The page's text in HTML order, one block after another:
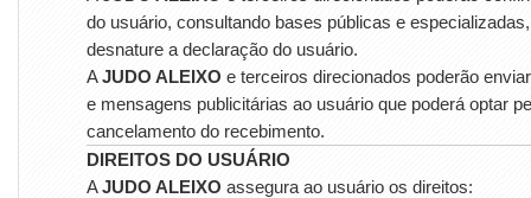
do usuário, consultando bases públicas e
desnature a declaração do usuário.
AJUDO ALEIXO e terceiros direcionados poderão
e mensagens publicitárias ao usuário que poderá optar
cancelamento do recebimento.
DIREITOS DO USUÁRIO
AJUDO ALEIXO assegura ao usuário os direitos: